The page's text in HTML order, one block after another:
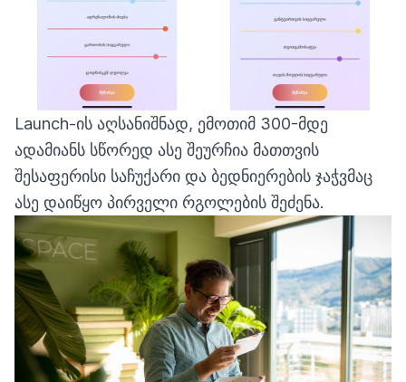
Launch-ის აღსანიშნად, ემოთიმ 300-მდე
ადამიანს სწორედ ასე შეურჩია მათთვის
შესაფერისი საჩუქარი და ბედნიერების ჯაჭვმაც
ასე დაიწყო პირველი რგოლების შეძენა.